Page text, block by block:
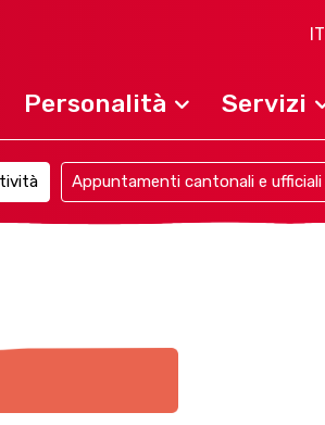
IT
Personalità Servizi
Appuntamenti cantonali e ufficiali